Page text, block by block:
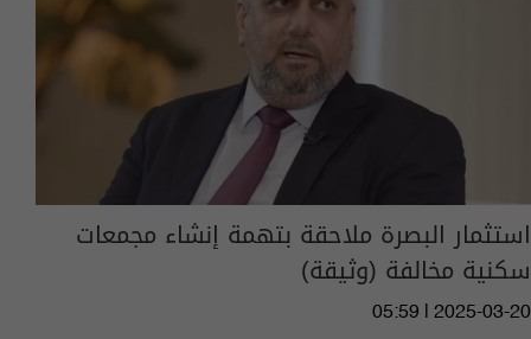
استثمار البصرة ملاحقة بتهمة إنشاء مجمعات
سكنية مخالفة (وثيقة)
05:59 | 2025-03-20